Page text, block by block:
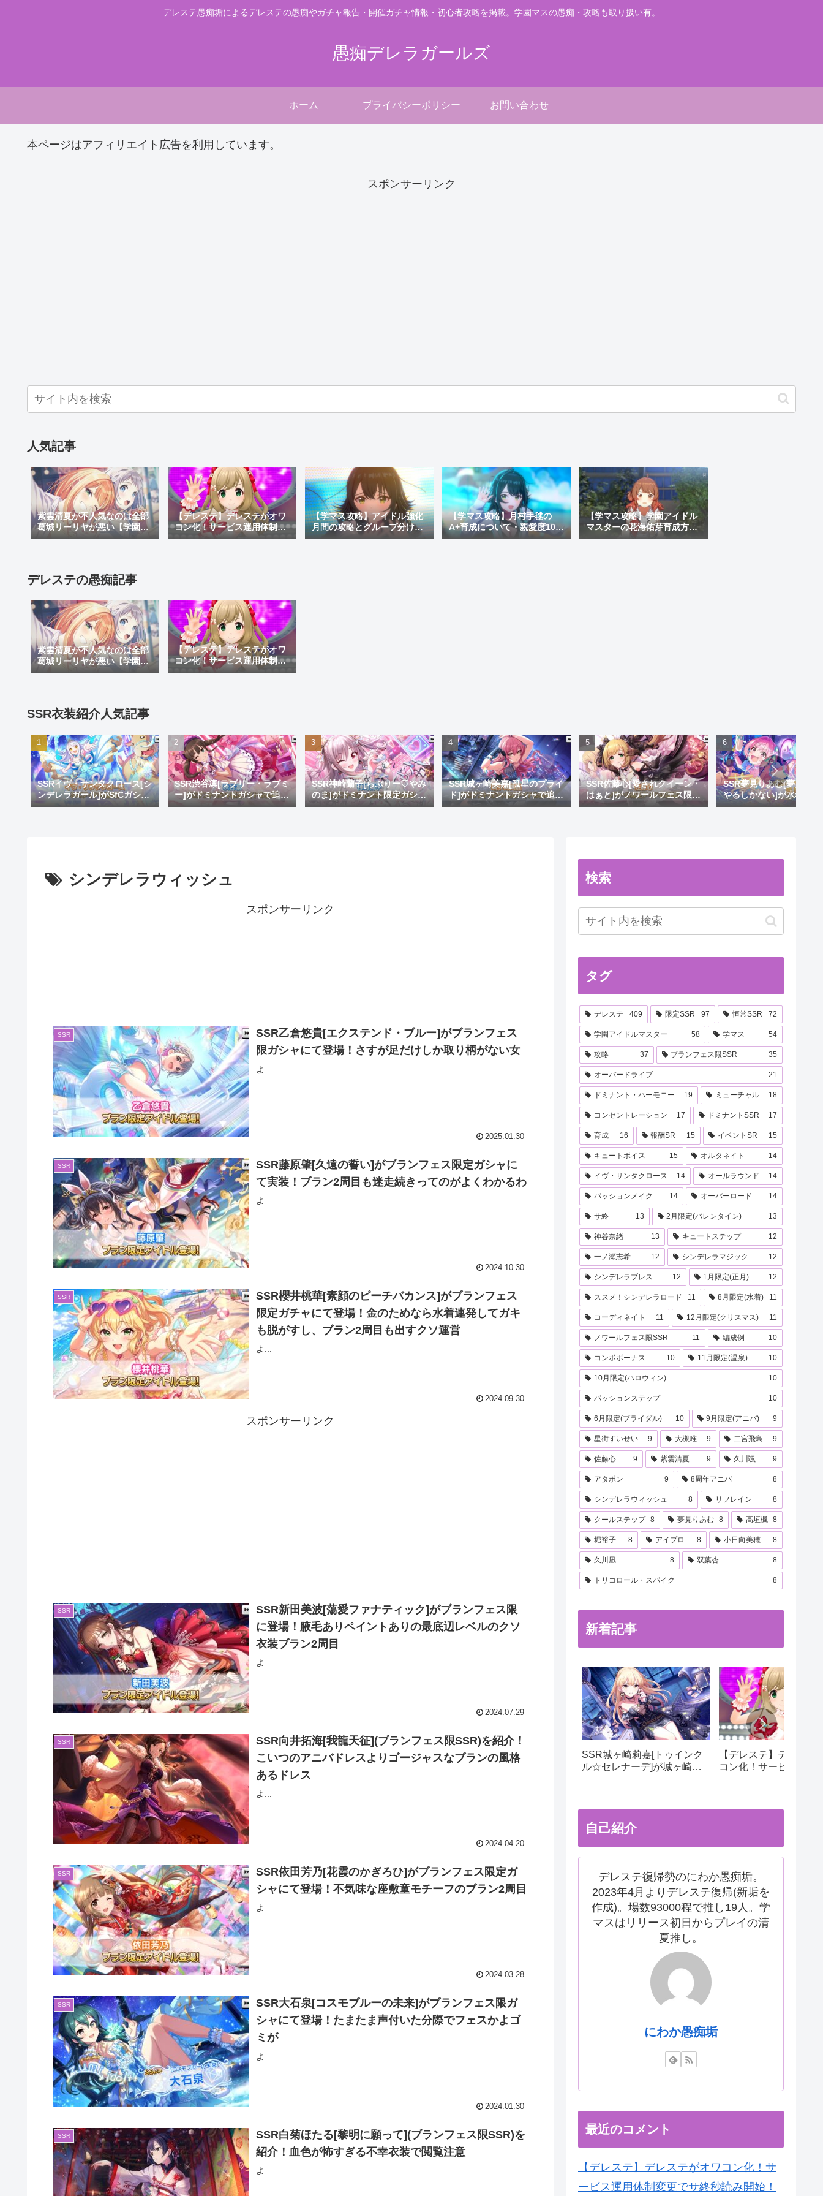
デレステ愚痴垢によるデレステの愚痴やガチャ報告・開催ガチャ情報・初心者攻略を掲載。学園マスの愚痴・攻略も取り扱い有。
愚痴デレラガールズ
ホーム プライバシーポリシー お問い合わせ
本ページはアフィリエイト広告を利用しています。
スポンサーリンク
人気記事
紫雲清夏が不人気なのは全部
葛城リーリヤが悪い【学園ア
イドルマスター】
【デレステ】デレステがオワ
コン化！サービス運用体制変
更でサ終秒読み開始！デレス
【学マス攻略】アイドル強化
月間の攻略とグループ分けの
仕様を解説！アイドル称号を
【学マス攻略】月村手毬の
A+育成について・親愛度10に
上げる育成方法を解説
【学マス攻略】学園アイドル
マスターの花海佑芽育成方法
や強いのかを紹介！デカパイ
デレステの愚痴記事
紫雲清夏が不人気なのは全部
葛城リーリヤが悪い【学園ア
イドルマスター】
【デレステ】デレステがオワ
コン化！サービス運用体制変
更でサ終秒読み開始！デレス
SSR衣装紹介人気記事
SSRイヴ・サンタクロース[シ
ンデレラガール]がSfCガシャ
で登場！おめでとうイヴ。大
SSR渋谷凛[ラブリー・ラブミ
ー]がドミナントガシャで追
加！蒼を捨てし8周目先発ゴ
SSR神崎蘭子[らぶりー♡やみ
のま]がドミナント限定ガシャ
にて実装！このブスがキュー
SSR城ヶ崎美嘉[孤星のプライ
ド]がドミナントガシャで追
加！デザインも生足も良い神
SSR佐藤心[愛されクイーン・
はぁと]がノワールフェス限で
追加！しゅがはになかった黒
SSR夢見りあむ[夢見りあ
やるしかない]が水着限定
加！クズのくせにいい水
シンデレラウィッシュ
スポンサーリンク
SSR
SSR乙倉悠貴[エクステンド・ブルー]がブランフェス
限ガシャにて登場！さすが足だけしか取り柄がない女
よ...
2025.01.30
SSR
SSR藤原肇[久遠の誓い]がブランフェス限定ガシャに
て実装！ブラン2周目も迷走続きってのがよくわかるわ
よ...
2024.10.30
SSR
SSR櫻井桃華[素顔のピーチバカンス]がブランフェス
限定ガチャにて登場！金のためなら水着連発してガキ
も脱がすし、ブラン2周目も出すクソ運営
よ...
2024.09.30
スポンサーリンク
SSR
SSR新田美波[蕩愛ファナティック]がブランフェス限
に登場！腋毛ありペイントありの最底辺レベルのクソ
衣装ブラン2周目
よ...
2024.07.29
SSR
SSR向井拓海[我龍天征](ブランフェス限SSR)を紹介！
こいつのアニバドレスよりゴージャスなブランの風格
あるドレス
よ...
2024.04.20
SSR
SSR依田芳乃[花霞のかぎろひ]がブランフェス限定ガ
シャにて登場！不気味な座敷童モチーフのブラン2周目
よ...
2024.03.28
SSR
SSR大石泉[コスモブルーの未来]がブランフェス限ガ
シャにて登場！たまたま声付いた分際でフェスかよゴ
ミが
よ...
2024.01.30
SSR
SSR白菊ほたる[黎明に願って](ブランフェス限SSR)を
紹介！血色が怖すぎる不幸衣装で閲覧注意
よ...
検索
タグ
デレステ 409 限定SSR 97 恒常SSR 72
学園アイドルマスター 58 学マス 54
攻略 37 ブランフェス限SSR 35
オーバードライブ 21
ドミナント・ハーモニー 19 ミューチャル 18
コンセントレーション 17 ドミナントSSR 17
育成 16 報酬SR 15 イベントSR 15
キュートボイス 15 オルタネイト 14
イヴ・サンタクロース 14 オールラウンド 14
パッションメイク 14 オーバーロード 14
サ終 13 2月限定(バレンタイン) 13
神谷奈緒 13 キュートステップ 12
一ノ瀬志希 12 シンデレラマジック 12
シンデレラブレス 12 1月限定(正月) 12
ススメ！シンデレラロード 11 8月限定(水着) 11
コーディネイト 11 12月限定(クリスマス) 11
ノワールフェス限SSR 11 編成例 10
コンボボーナス 10 11月限定(温泉) 10
10月限定(ハロウィン) 10
パッションステップ 10
6月限定(ブライダル) 10 9月限定(アニバ) 9
星街すいせい 9 大槻唯 9 二宮飛鳥 9
佐藤心 9 紫雲清夏 9 久川颯 9
アタポン 9 8周年アニバ 8
シンデレラウィッシュ 8 リフレイン 8
クールステップ 8 夢見りあむ 8 高垣楓 8
堀裕子 8 アイプロ 8 小日向美穂 8
久川凪 8 双葉杏 8
トリコロール・スパイク 8
新着記事
SSR城ヶ崎莉嘉[トゥインク
ル☆セレナーデ]が城ヶ崎姉
【デレステ】デレステ
コン化！サービス運用
自己紹介
デレステ復帰勢のにわか愚痴垢。
2023年4月よりデレステ復帰(新垢を
作成)。場数93000程で推し19人。学
マスはリリース初日からプレイの清
夏推し。
にわか愚痴垢
最近のコメント
【デレステ】デレステがオワコン化！サ
ービス運用体制変更でサ終秒読み開始！